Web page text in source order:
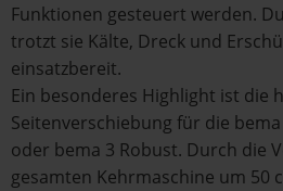
Funktionen gesteuert werden.
trotzt sie Kälte, Dreck und
einsatzbereit.
Ein besonderes Highlight ist die
Seitenverschiebung für die
oder bema 3 Robust. Durch die
gesamten Kehrmaschine um 50